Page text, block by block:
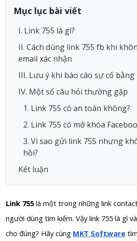
Mục lục bài viết
I. Link 755 là gì?
II. Cách dùng link 755 fb khi
email xác nhận
III. Lưu ý khi báo cáo sự cố bằng
IV. Một số câu hỏi thường gặp
1. Link 755 có an toàn không?
2. Link 755 có mở khóa
3. Vì sao gửi link 755 nhưng
hồi?
Kết luận
Link 755là một trong những link
người dùng tìm kiếm. Vậy link 755 là gì
cho đúng? Hãy cùng MKT Software